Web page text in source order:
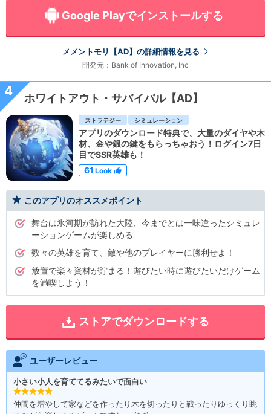
Google Playでインストールする
メメントモリ【AD】の詳細情報を見る
開発元：Bank of Innovation, Inc
4 ホワイトアウト・サバイバル【AD】
ストラテジー シミュレーション
アプリのダウンロード特典で、大量のダイヤや木
材、金や銀の鍵をもらっちゃおう！ログイン7日
目でSSR英雄も！
61 Look
このアプリのオススメポイント
舞台は氷河期が訪れた大陸、今までとは一味違ったシミュレ
ーションゲームが楽しめる
数々の英雄を育て、敵や他のプレイヤーに勝利せよ！
放置で楽々資材が貯まる！遊びたい時に遊びたいだけゲーム
を満喫しよう！
ストアでダウンロードする
ユーザーレビュー
小さい小人を育ててるみたいで面白い
仲間を増やして家などを作ったり木を切ったりと戦ったりゆっくり眺